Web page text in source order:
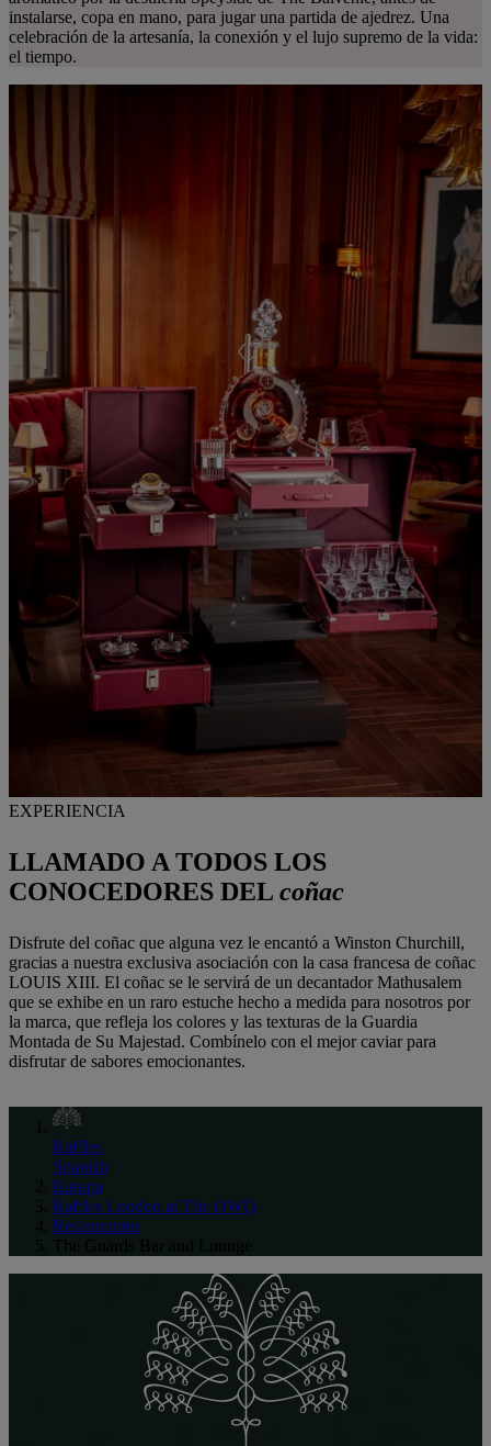
instalarse, copa en mano, para jugar una partida de ajedrez. Una
celebración de la artesanía, la conexión y el lujo supremo de la vida:
el tiempo.
EXPERIENCIA
LLAMADO A TODOS LOS
CONOCEDORES DEL coñac
Disfrute del coñac que alguna vez le encantó a Winston Churchill,
gracias a nuestra exclusiva asociación con la casa francesa de coñac
LOUIS XIII. El coñac se le servirá de un decantador Mathusalem
que se exhibe en un raro estuche hecho a medida para nosotros por
la marca, que refleja los colores y las texturas de la Guardia
Montada de Su Majestad. Combínelo con el mejor caviar para
disfrutar de sabores emocionantes.
Raffles
Spanish
Europa
Raffles London at The OWO
Restaurantes